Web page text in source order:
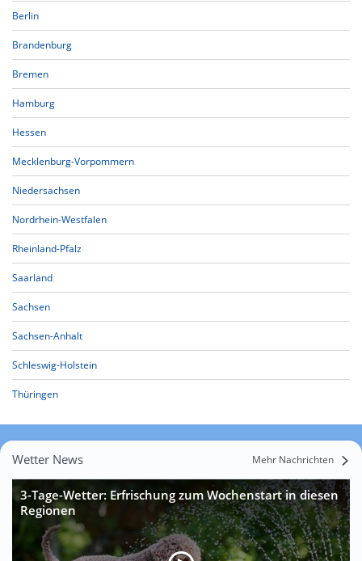
Berlin
Brandenburg
Bremen
Hamburg
Hessen
Mecklenburg-Vorpommern
Niedersachsen
Nordrhein-Westfalen
Rheinland-Pfalz
Saarland
Sachsen
Sachsen-Anhalt
Schleswig-Holstein
Thüringen
Wetter News Mehr Nachrichten
3-Tage-Wetter: Erfrischung zum Wochenstart in diesen
Regionen